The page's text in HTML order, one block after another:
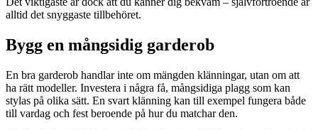
alltid det snyggaste tillbehöret.
Bygg en mångsidig garderob
En bra garderob handlar inte om mängden klänningar, utan om att
ha rätt modeller. Investera i några få, mångsidiga plagg som kan
stylas på olika sätt. En svart klänning kan till exempel fungera både
till vardag och fest beroende på hur du matchar den.